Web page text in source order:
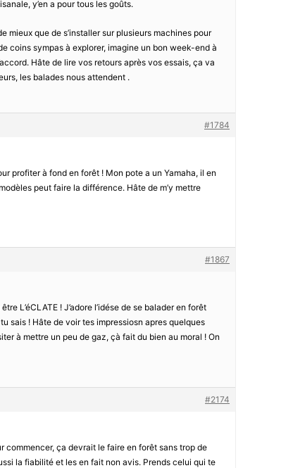
y’en a pour tous les goûts.
mieux que de s’installer sur plusieurs machines pour
coins sympas à explorer, imagine un bon week-end à
Hâte de lire vos retours après vos essais, ça va
les balades nous attendent .
#1784
profiter à fond en forêt ! Mon pote a un Yamaha, il en
peut faire la différence. Hâte de m’y mettre
#1867
L’éCLATE ! J’adore l’idése de se balader en forêt
sais ! Hâte de voir tes impressiosn apres quelques
à mettre un peu de gaz, çà fait du bien au moral ! On
#2174
commencer, ça devrait le faire en forêt sans trop de
la fiabilité et les en fait non avis. Prends celui qui te